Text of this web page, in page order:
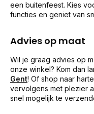
een buitenfeest. Kies
functies en geniet van
Advies op maat
Wil je graag advies op
onze winkel? Kom dan
Gent! Of shop naar
vervolgens met plezier
snel mogelijk te